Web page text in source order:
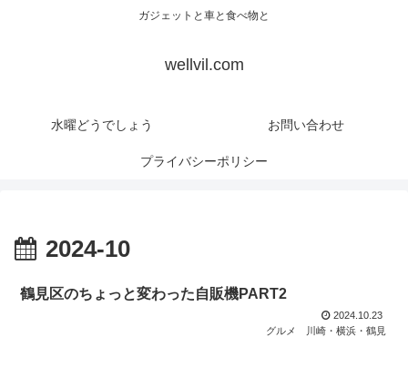
ガジェットと車と食べ物と
wellvil.com
水曜どうでしょう お問い合わせ
プライバシーポリシー
2024-10
鶴見区のちょっと変わった自販機PART2
2024.10.23
グルメ
川崎・横浜・鶴見